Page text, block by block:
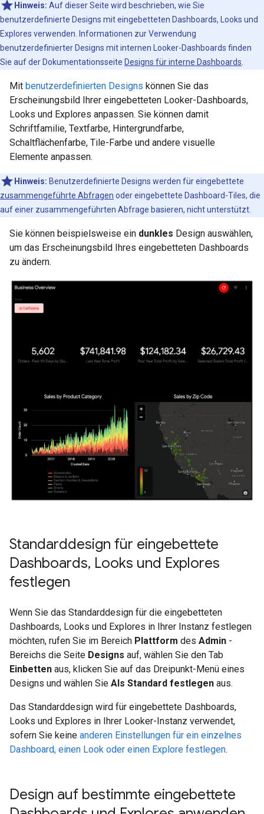
Hinweis: Auf dieser Seite wird beschrieben, wie Sie
benutzerdefinierte Designs mit eingebetteten Dashboards, Looks und
Explores verwenden. Informationen zur Verwendung
benutzerdefinierter Designs mit internen Looker-Dashboards finden
Sie auf der Dokumentationsseite Designs für interne Dashboards
Mit benutzerdefinierten Designs können Sie das
Erscheinungsbild Ihrer eingebetteten Looker-Dashboards,
Looks und Explores anpassen. Sie können damit
Schriftfamilie, Textfarbe, Hintergrundfarbe,
Schaltflächenfarbe, Tile-Farbe und andere visuelle
Elemente anpassen.
Hinweis: Benutzerdefinierte Designs werden für eingebettete
zusammengeführte Abfragen oder eingebettete Dashboard-Tiles, die
auf einer zusammengeführten Abfrage basieren, nicht unterstützt.
Sie können beispielsweise ein dunkles Design auswählen,
um das Erscheinungsbild Ihres eingebetteten Dashboards
zu ändern.
Standarddesign für eingebettete
Dashboards, Looks und Explores
festlegen
Wenn Sie das Standarddesign für die eingebetteten
Dashboards, Looks und Explores in Ihrer Instanz festlegen
möchten, rufen Sie im Bereich Plattform des Admin -
Bereichs die Seite Designs auf, wählen Sie den Tab
Einbetten aus, klicken Sie auf das Dreipunkt-Menü eines
Designs und wählen Sie Als Standard festlegen aus.
Das Standarddesign wird für eingebettete Dashboards,
Looks und Explores in Ihrer Looker-Instanz verwendet,
sofern Sie keine anderen Einstellungen für ein einzelnes
Dashboard, einen Look oder einen Explore festlegen.
Design auf bestimmte eingebettete